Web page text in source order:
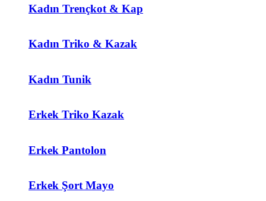
Kadın Trençkot & Kap
Kadın Triko & Kazak
Kadın Tunik
Erkek Triko Kazak
Erkek Pantolon
Erkek Şort Mayo